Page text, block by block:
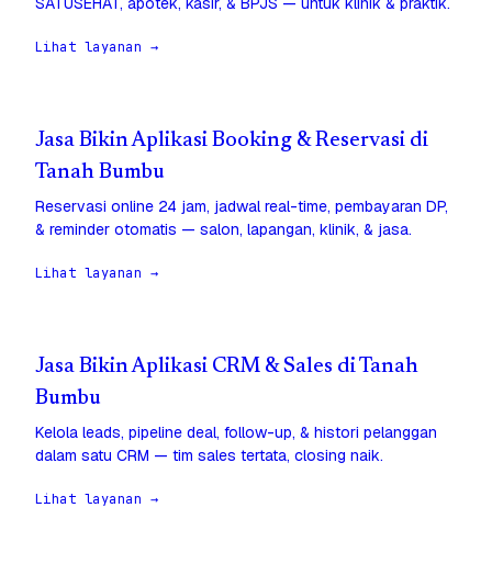
Lihat layanan →
Jasa Bikin Aplikasi Booking & Reservasi di
Tanah Bumbu
Reservasi online 24 jam, jadwal real-time, pembayaran DP,
& reminder otomatis — salon, lapangan, klinik, & jasa.
Lihat layanan →
Jasa Bikin Aplikasi CRM & Sales di Tanah
Bumbu
Kelola leads, pipeline deal, follow-up, & histori pelanggan
dalam satu CRM — tim sales tertata, closing naik.
Lihat layanan →